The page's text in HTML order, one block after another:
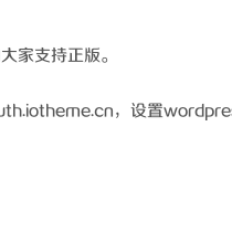
家支持正版。
，设置